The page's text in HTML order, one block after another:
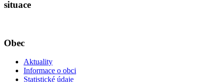
situace
Obec
Aktuality
Informace o obci
Statistické údaje